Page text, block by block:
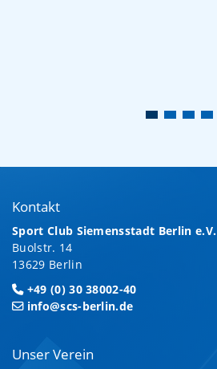
Kontakt
Sport Club Siemensstadt Berlin e.V.
Buolstr. 14
13629 Berlin
+49 (0) 30 38002-40
info@scs-berlin.de
Unser Verein